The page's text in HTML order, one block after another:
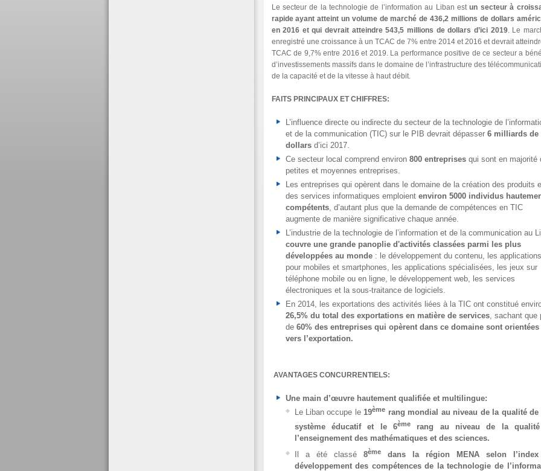
Le secteur de la technologie de l’information au Liban estun secteur à
rapide ayant atteint un volume de marché de 436,2 millions de dollars
en 2016 et qui devrait atteindre 543,5 millions de dollars d’ici 2019. Le
enregistré une croissance à un TCAC de 7% entre 2014 et 2016 et devrait
TCAC de 9,7% entre 2016 et 2019. La performance positive de ce secteur a
d’investissements massifs dans le domaine de l’infrastructure des
de la capacité et de la vitesse à haut débit.
FAITS PRINCIPAUX ET CHIFFRES:
L’influence directe ou indirecte du secteur de la technologie de
et de la communication (TIC) sur le PIB devrait dépasser 6 milliards de
dollarsd’ici 2017.
Ce secteur local comprend environ 800 entreprisesqui sont en majorité
petites et moyennes entreprises.
Les entreprises qui opèrent dans le domaine de la création des produits
des services informatiques emploient environ 5000 individus
compétents, d’autant plus que la demande de compétences en TIC
augmente de manière significative chaque année.
L’industrie de la technologie de l’information et de la communication au
couvre une grande panoplie d'activités classées parmi les plus
développées au monde : le développement du contenu, les applications
pour mobiles et smartphones, les applications spécialisées, les jeux sur
téléphone mobile ou en ligne, le développement web, les services
électroniques et la sous-traitance de logiciels.
En 2014, les exportations des activités liées à la TIC ont constitué
26,5% du total des exportations en matière de services, sachant que
de 60% des entreprises qui opèrent dans ce domaine sont orientées
vers l’exportation.
AVANTAGES CONCURRENTIELS:
Une main d’œuvre hautement qualifiée et multilingue:
Le Liban occupe le19ème rang mondial au niveau de la qualité de
système éducatif et le 6èmerang au niveau de la
l’enseignement des mathématiques et des sciences.
Il a été classé 8èmedans la région MENA selon
développement des compétences de la technologie de